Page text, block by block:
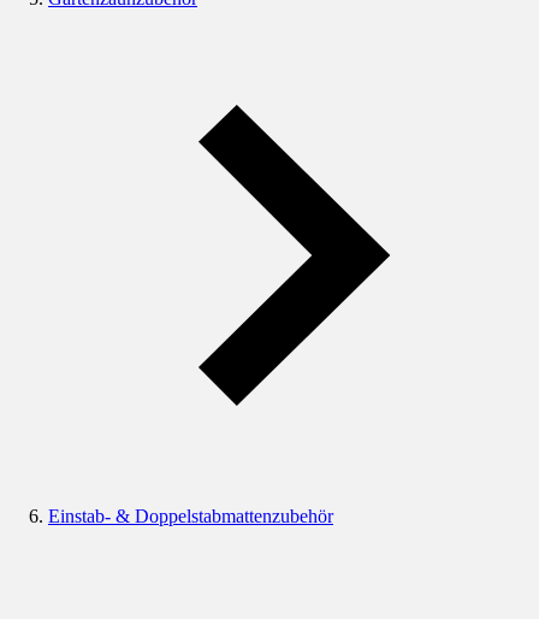
Einstab- & Doppelstabmattenzubehör